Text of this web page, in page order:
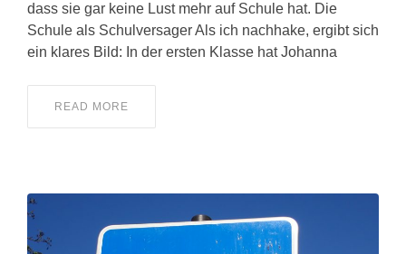
dass sie gar keine Lust mehr auf Schule hat. Die
Schule als Schulversager Als ich nachhake, ergibt sich
ein klares Bild: In der ersten Klasse hat Johanna
READ MORE